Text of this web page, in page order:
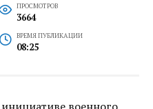
ПРОСМОТРОВ
3664
ВРЕМЯ ПУБЛИКАЦИИ
08:25